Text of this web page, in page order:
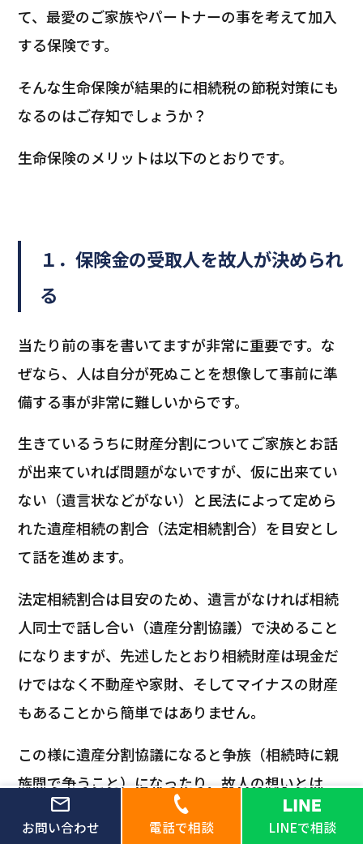
お問い合わせ 電話で相談 LINEで相談
て、最愛のご家族やパートナーの事を考えて加入
する保険です。
そんな生命保険が結果的に相続税の節税対策にも
なるのはご存知でしょうか？
生命保険のメリットは以下のとおりです。
１．保険金の受取人を故人が決められ
る
当たり前の事を書いてますが非常に重要です。な
ぜなら、人は自分が死ぬことを想像して事前に準
備する事が非常に難しいからです。
生きているうちに財産分割についてご家族とお話
が出来ていれば問題がないですが、仮に出来てい
ない（遺言状などがない）と民法によって定めら
れた遺産相続の割合（法定相続割合）を目安とし
て話を進めます。
法定相続割合は目安のため、遺言がなければ相続
人同士で話し合い（遺産分割協議）で決めること
になりますが、先述したとおり相続財産は現金だ
けではなく不動産や家財、そしてマイナスの財産
もあることから簡単ではありません。
この様に遺産分割協議になると争族（相続時に親
族間で争うこと）になったり、故人の想いとは
違った分割方法になってしまう可能性がありま
す。